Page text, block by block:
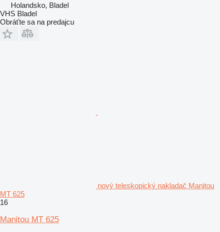
Holandsko, Bladel
VHS Bladel
Obráťte sa na predajcu
nový teleskopický nakladač Manitou
MT 625
16
Manitou MT 625